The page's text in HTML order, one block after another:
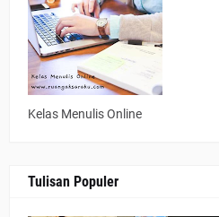
Kelas Menulis Online
Tulisan Populer